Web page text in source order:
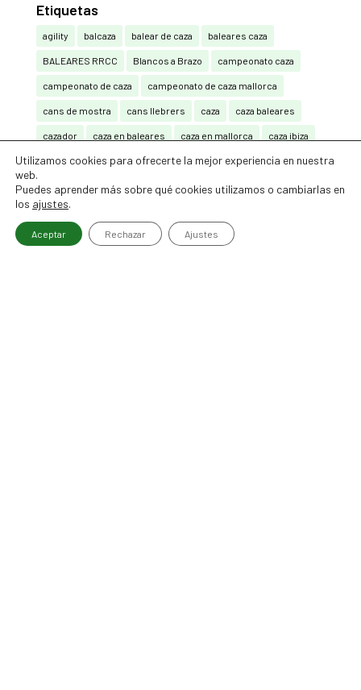
Etiquetas
agility balcaza balear de caza baleares caza
BALEARES RRCC Blancos a Brazo campeonato caza
campeonato de caza campeonato de caza mallorca
cans de mostra cans llebrers caza caza baleares
cazador caza en baleares caza en mallorca caza ibiza
caza mallorca cazar cazar baleares cazar en baleares
caça cetrería Compak Sporting
Compak Sporting y Sporting (RRCC)
Federación Balear de Caza federación caza baleares
Utilizamos cookies para ofrecerte la mejor experiencia en nuestra
web.
Puedes aprender más sobre qué cookies utilizamos o cambiarlas en
los ajustes.
Aceptar Rechazar Ajustes